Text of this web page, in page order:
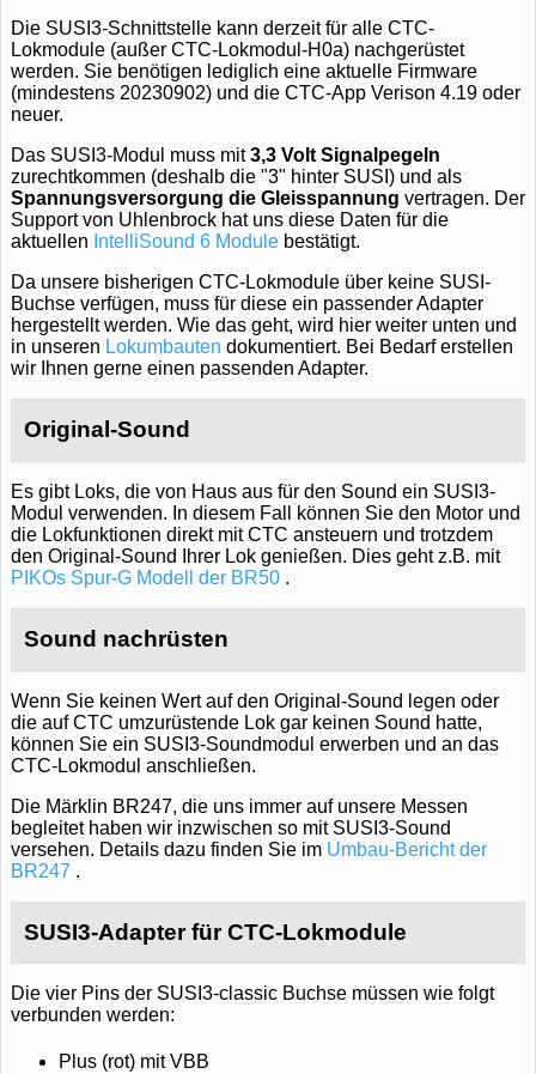
Die SUSI3-Schnittstelle kann derzeit für alle CTC-
Lokmodule (außer CTC-Lokmodul-H0a) nachgerüstet
werden. Sie benötigen lediglich eine aktuelle Firmware
(mindestens 20230902) und die CTC-App Verison 4.19 oder
neuer.
Das SUSI3-Modul muss mit3,3 Volt Signalpegeln
zurechtkommen (deshalb die "3" hinter SUSI) und als
Spannungsversorgung die Gleisspannung vertragen. Der
Support von Uhlenbrock hat uns diese Daten für die
aktuellen IntelliSound 6 Module bestätigt.
Da unsere bisherigen CTC-Lokmodule über keine SUSI-
Buchse verfügen, muss für diese ein passender Adapter
hergestellt werden. Wie das geht, wird hier weiter unten und
in unseren Lokumbauten dokumentiert. Bei Bedarf erstellen
wir Ihnen gerne einen passenden Adapter.
Original-Sound
Es gibt Loks, die von Haus aus für den Sound ein SUSI3-
Modul verwenden. In diesem Fall können Sie den Motor und
die Lokfunktionen direkt mit CTC ansteuern und trotzdem
den Original-Sound Ihrer Lok genießen. Dies geht z.B. mit
PIKOs Spur-G Modell der BR50 .
Sound nachrüsten
Wenn Sie keinen Wert auf den Original-Sound legen oder
die auf CTC umzurüstende Lok gar keinen Sound hatte,
können Sie ein SUSI3-Soundmodul erwerben und an das
CTC-Lokmodul anschließen.
Die Märklin BR247, die uns immer auf unsere Messen
begleitet haben wir inzwischen so mit SUSI3-Sound
versehen. Details dazu finden Sie im Umbau-Bericht der
BR247 .
SUSI3-Adapter für CTC-Lokmodule
Die vier Pins der SUSI3-classic Buchse müssen wie folgt
verbunden werden:
Plus (rot) mit VBB